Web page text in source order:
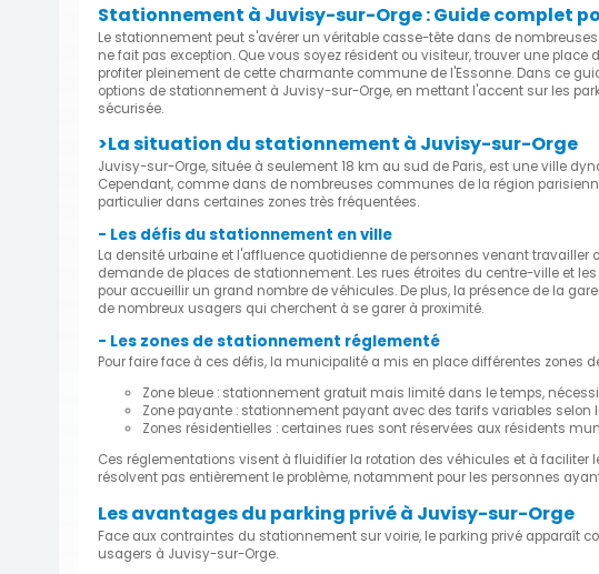
Stationnement à Juvisy-sur-Orge : Guide complet
Le stationnement peut s'avérer un véritable casse-tête dans de
ne fait pas exception. Que vous soyez résident ou visiteur, trouver une
profiter pleinement de cette charmante commune de l'Essonne. Dans ce
options de stationnement à Juvisy-sur-Orge, en mettant l'accent sur les
sécurisée.
>La situation du stationnement à Juvisy-sur-Orge
Juvisy-sur-Orge, située à seulement 18 km au sud de Paris, est une ville
Cependant, comme dans de nombreuses communes de la région
particulier dans certaines zones très fréquentées.
- Les défis du stationnement en ville
La densité urbaine et l'affluence quotidienne de personnes venant
demande de places de stationnement. Les rues étroites du centre-ville et
pour accueillir un grand nombre de véhicules. De plus, la présence de la
de nombreux usagers qui cherchent à se garer à proximité.
- Les zones de stationnement réglementé
Pour faire face à ces défis, la municipalité a mis en place différentes zones
Zone bleue : stationnement gratuit mais limité dans le temps,
Zone payante : stationnement payant avec des tarifs variables selon
Zones résidentielles : certaines rues sont réservées aux résidents
Ces réglementations visent à fluidifier la rotation des véhicules et à faciliter
résolvent pas entièrement le problème, notamment pour les personnes
Les avantages du parking privé à Juvisy-sur-Orge
Face aux contraintes du stationnement sur voirie, le parking privé apparaît
usagers à Juvisy-sur-Orge.